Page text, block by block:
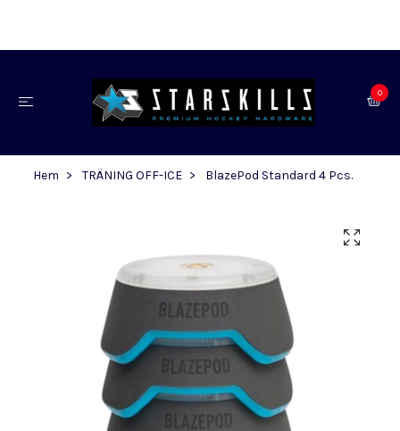
0
Hem TRÄNING OFF-ICE BlazePod Standard 4 Pcs.